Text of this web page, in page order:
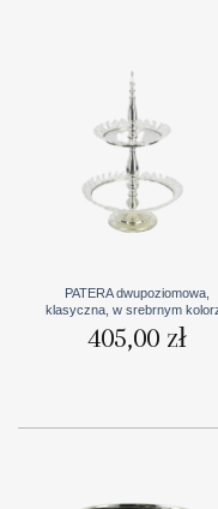
PATERA dwupoziomowa,
klasyczna, w srebrnym
405,00 zł